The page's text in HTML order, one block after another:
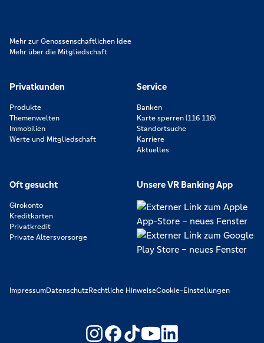
Mehr zur Genossenschaftlichen Idee
Mehr über die Mitgliedschaft
Privatkunden
Produkte
Themenwelten
Immobilien
Werte und Mitgliedschaft
Service
Banken
Karte sperren (116 116)
Standortsuche
Karriere
Aktuelles
Oft gesucht
Girokonto
Kreditkarten
Privatkredit
Private Altersvorsorge
Unsere VR Banking App
ImpressumDatenschutzRechtliche HinweiseCookie-Einstellungen
https://www.youtube.com/
https://